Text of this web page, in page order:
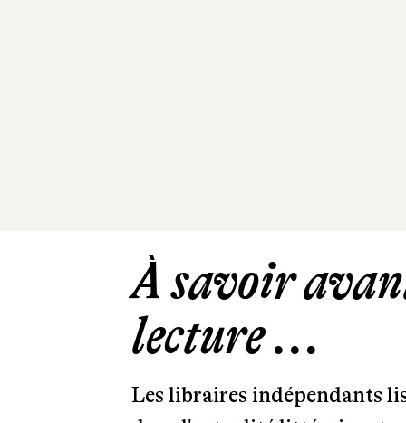
À savoir
lecture ...
Les libraires indépendants